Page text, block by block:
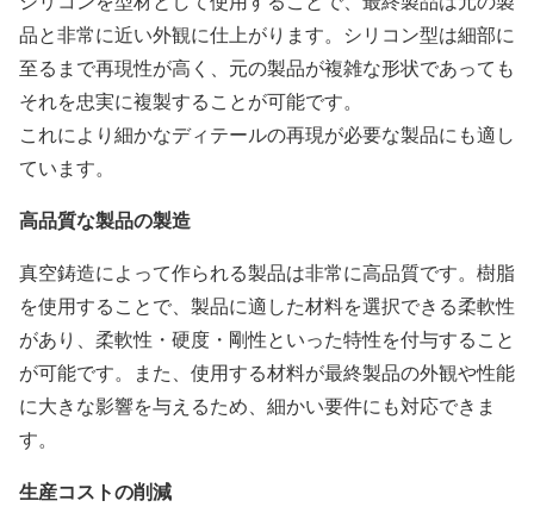
品と非常に近い外観に仕上がります。シリコン型は細部に
至るまで再現性が高く、元の製品が複雑な形状であっても
それを忠実に複製することが可能です。
これにより細かなディテールの再現が必要な製品にも適し
ています。
高品質な製品の製造
真空鋳造によって作られる製品は非常に高品質です。樹脂
を使用することで、製品に適した材料を選択できる柔軟性
があり、柔軟性・硬度・剛性といった特性を付与すること
が可能です。また、使用する材料が最終製品の外観や性能
に大きな影響を与えるため、細かい要件にも対応できま
す。
生産コストの削減